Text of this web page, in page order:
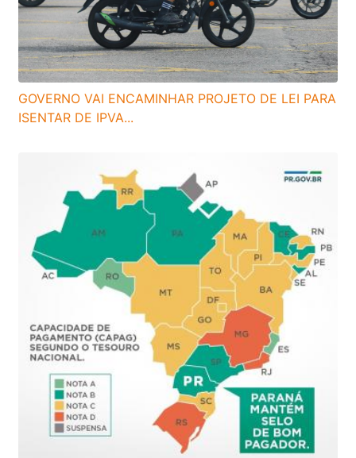
GOVERNO VAI ENCAMINHAR PROJETO DE LEI PARA
ISENTAR DE IPVA...